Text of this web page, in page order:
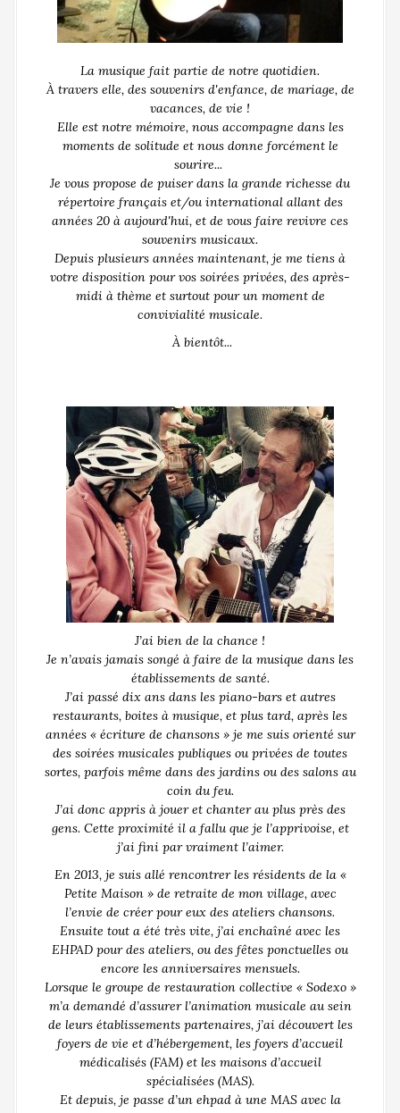
La musique fait partie de notre quotidien.
À travers elle, des souvenirs d'enfance, de mariage, de
vacances, de vie !
Elle est notre mémoire, nous accompagne dans les
moments de solitude et nous donne forcément le
sourire...
Je vous propose de puiser dans la grande richesse du
répertoire français et/ou international allant des
années 20 à aujourd'hui, et de vous faire revivre ces
souvenirs musicaux.
Depuis plusieurs années maintenant, je me tiens à
votre disposition pour vos soirées privées, des après-
midi à thème et surtout pour un moment de
convivialité musicale.
À bientôt...
J’ai bien de la chance !
Je n’avais jamais songé à faire de la musique dans les
établissements de santé.
J’ai passé dix ans dans les piano-bars et autres
restaurants, boites à musique, et plus tard, après les
années « écriture de chansons » je me suis orienté sur
des soirées musicales publiques ou privées de toutes
sortes, parfois même dans des jardins ou des salons au
coin du feu.
J’ai donc appris à jouer et chanter au plus près des
gens. Cette proximité il a fallu que je l’apprivoise, et
j’ai fini par vraiment l’aimer.
En 2013, je suis allé rencontrer les résidents de la «
Petite Maison » de retraite de mon village, avec
l’envie de créer pour eux des ateliers chansons.
Ensuite tout a été très vite, j’ai enchaîné avec les
EHPAD pour des ateliers, ou des fêtes ponctuelles ou
encore les anniversaires mensuels.
Lorsque le groupe de restauration collective « Sodexo »
m’a demandé d’assurer l’animation musicale au sein
de leurs établissements partenaires, j’ai découvert les
foyers de vie et d’hébergement, les foyers d’accueil
médicalisés (FAM) et les maisons d’accueil
spécialisées (MAS).
Et depuis, je passe d’un ehpad à une MAS avec la